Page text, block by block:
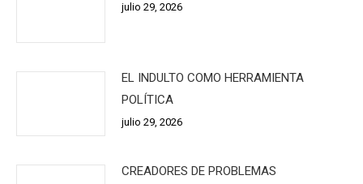
julio 29, 2026
EL INDULTO COMO HERRAMIENTA
POLÍTICA
julio 29, 2026
CREADORES DE PROBLEMAS